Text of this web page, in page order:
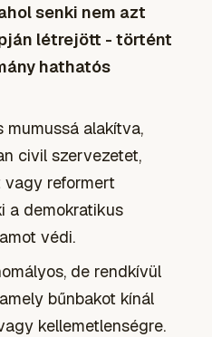
senki nem azt
létrejött - történt
hathatós
mumussá alakítva,
civil szervezetet,
vagy reformert
a demokratikus
védi.
de rendkívül
bűnbakot kínál
kellemetlenségre.